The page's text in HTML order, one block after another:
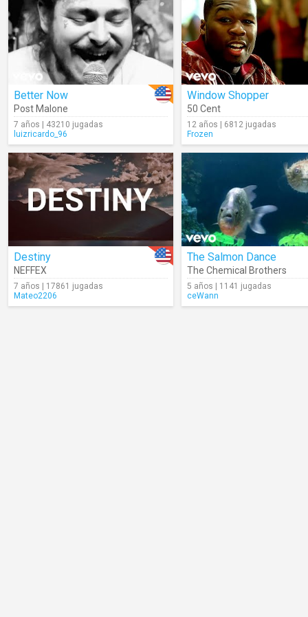
Better Now
Post Malone
7 años | 43210 jugadas
luizricardo_96
Window Shopper
50 Cent
12 años | 6812 jugadas
Frozen
Destiny
NEFFEX
7 años | 17861 jugadas
Mateo2206
The Salmon Dance
The Chemical Brothers
5 años | 1141 jugadas
ceWann